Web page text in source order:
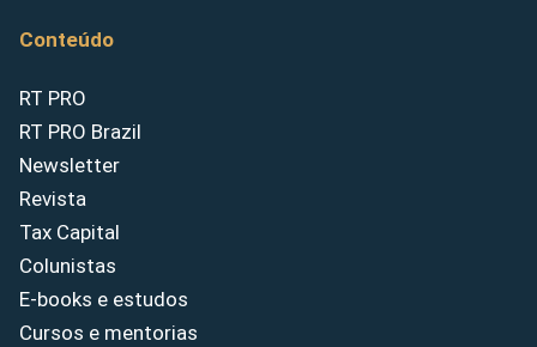
Conteúdo
RT PRO
RT PRO Brazil
Newsletter
Revista
Tax Capital
Colunistas
E-books e estudos
Cursos e mentorias